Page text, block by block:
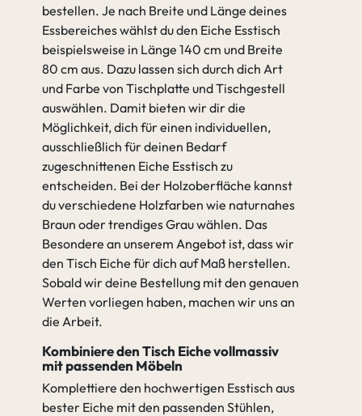
bestellen. Je nach Breite und Länge deines
Essbereiches wählst du den Eiche Esstisch
beispielsweise in Länge 140 cm und Breite
80 cm aus. Dazu lassen sich durch dich Art
und Farbe von Tischplatte und Tischgestell
auswählen. Damit bieten wir dir die
Möglichkeit, dich für einen individuellen,
ausschließlich für deinen Bedarf
zugeschnittenen Eiche Esstisch zu
entscheiden. Bei der Holzoberfläche kannst
du verschiedene Holzfarben wie naturnahes
Braun oder trendiges Grau wählen. Das
Besondere an unserem Angebot ist, dass wir
den Tisch Eiche für dich auf Maß herstellen.
Sobald wir deine Bestellung mit den genauen
Werten vorliegen haben, machen wir uns an
die Arbeit.
Kombiniere den Tisch Eiche vollmassiv
mit passenden Möbeln
Komplettiere den hochwertigen Esstisch aus
bester Eiche mit den passenden Stühlen,